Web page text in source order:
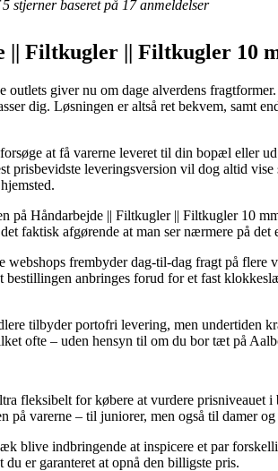
stjerner baseret på 17anmeldelser
|| Filtkugler || Filtkugler 10
outlets giver nu om dage alverdens
dig. Løsningen er altså ret bekvem, samt
at få varerne leveret til din bopæl eller
prisbevidste leveringsversion vil dog altid
på Håndarbejde || Filtkugler || Filtkugler 10
faktisk afgørende at man ser nærmere på
webshops frembyder dag-til-dag fragt på
bestillingen anbringes forud for et fast
tilbyder portofri levering, men undertiden
ofte – uden hensyn til om du bor tæt på
fleksibelt for købere at vurdere prisniveauet
på varerne – til juniorer, men også til damer
blive indbringende at inspicere et par
du er garanteret at opnå den billigste pris.